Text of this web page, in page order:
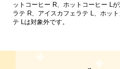
ットコーヒー R、ホットコーヒー L
ラテ R、アイスカフェラテ L、ホッ
テ Lは対象外です。